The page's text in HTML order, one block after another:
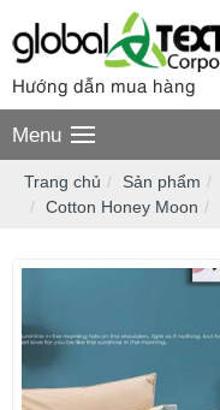
Hướng dẫn mua hàng
Menu
Trang chủ Sản phẩm
Cotton Honey Moon